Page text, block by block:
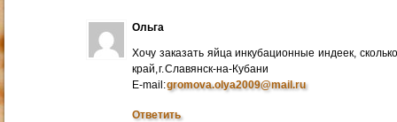
Ольга
Хочу заказать яйца инкубационные индеек,
край, г. Славянск-на-Кубани
E-mail:gromova.olya2009@mail.ru
Ответить